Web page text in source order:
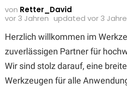
von Retter_David
vor 3 Jahren updated vor 3
Herzlich willkommen im
zuverlässigen Partner für
Wir sind stolz darauf, eine
Werkzeugen für alle